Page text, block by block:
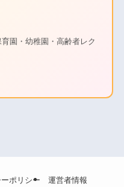
園・幼稚園・高齢者レク
ポリシー 運営者情報